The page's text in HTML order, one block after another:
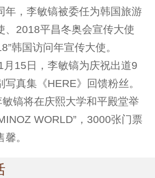
年，李敏镐被委任为韩国旅游
、2018平昌冬奥会宣传大使
韩国访问年宣传大使。
日，李敏镐为庆祝出道9
写真集《HERE》回馈粉丝。
镐将在庆熙大学和平殿堂举
WORLD”，3000张门票
。